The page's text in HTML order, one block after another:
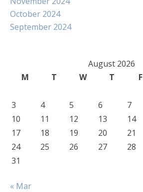
October 2024
September 2024
August 2026
M
T W T F
3
4 5 6 7
10
11 12 13 14
17
18 19 20 21
24
25 26 27 28
31
« Mar